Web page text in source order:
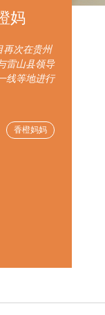
妈
再次在贵州
雷山县领导
线等地进行
香橙妈妈